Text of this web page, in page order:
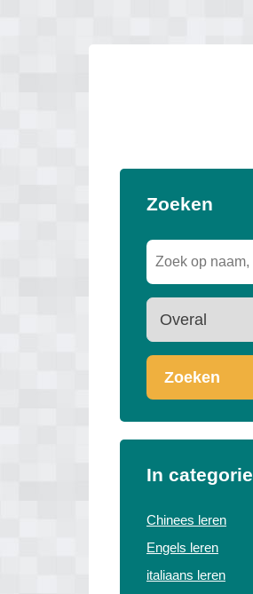
Zoeken
Zoeken
In categorie
Chinees leren
Engels leren
italiaans leren